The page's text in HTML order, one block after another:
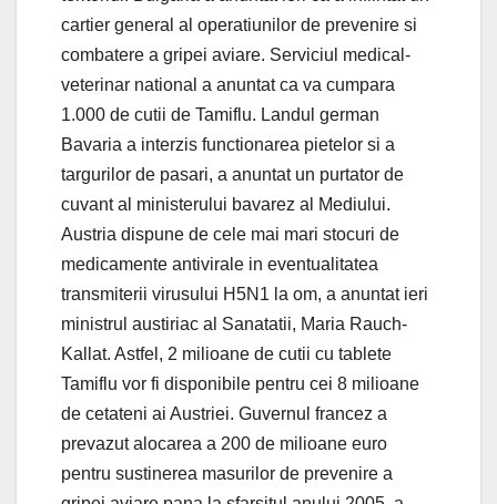
cartier general al operatiunilor de prevenire si
combatere a gripei aviare. Serviciul medical-
veterinar national a anuntat ca va cumpara
1.000 de cutii de Tamiflu. Landul german
Bavaria a interzis functionarea pietelor si a
targurilor de pasari, a anuntat un purtator de
cuvant al ministerului bavarez al Mediului.
Austria dispune de cele mai mari stocuri de
medicamente antivirale in eventualitatea
transmiterii virusului H5N1 la om, a anuntat ieri
ministrul austiriac al Sanatatii, Maria Rauch-
Kallat. Astfel, 2 milioane de cutii cu tablete
Tamiflu vor fi disponibile pentru cei 8 milioane
de cetateni ai Austriei. Guvernul francez a
prevazut alocarea a 200 de milioane euro
pentru sustinerea masurilor de prevenire a